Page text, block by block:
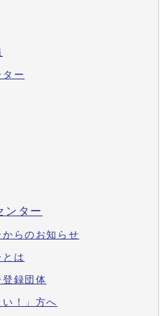
ー
ンター
らのお知らせ
は
録団体
い！」方へ